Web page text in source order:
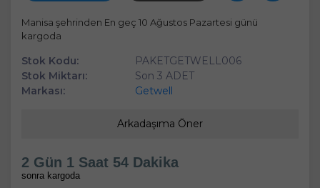
Manisa şehrinden En geç 10 Ağustos Pazartesi günü
kargoda
Stok Kodu:
PAKETGETWELL006
Stok Miktarı:
Son 3 ADET
Markası:
Getwell
Arkadaşıma Öner
2 Gün 1 Saat 54 Dakika
sonra kargoda